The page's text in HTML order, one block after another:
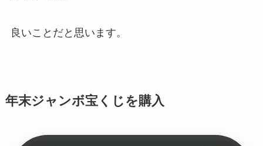
良いことだと思います。
年末ジャンボ宝くじを購入